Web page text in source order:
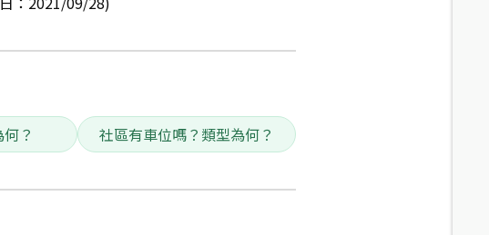
？ 社區有車位嗎？類型為何？